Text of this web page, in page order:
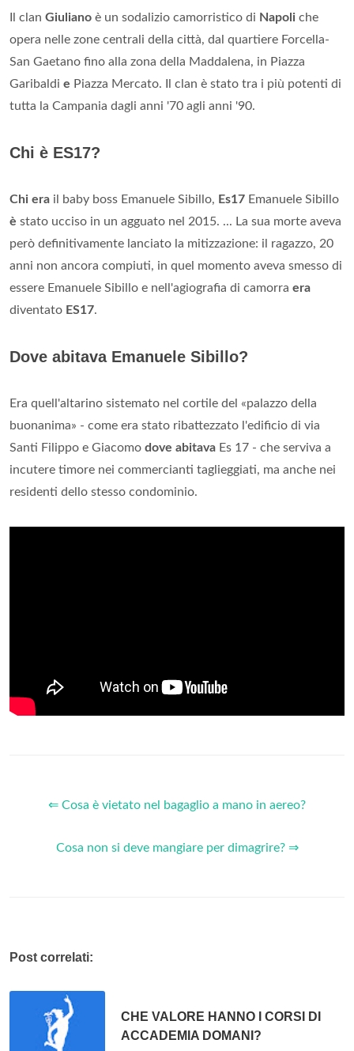
Il clan Giuliano è un sodalizio camorristico di Napoli che
opera nelle zone centrali della città, dal quartiere Forcella-
San Gaetano fino alla zona della Maddalena, in Piazza
Garibaldi e Piazza Mercato. Il clan è stato tra i più potenti di
tutta la Campania dagli anni '70 agli anni '90.
Chi è ES17?
Chi era il baby boss Emanuele Sibillo, Es17 Emanuele Sibillo
è stato ucciso in un agguato nel 2015. ... La sua morte aveva
però definitivamente lanciato la mitizzazione: il ragazzo, 20
anni non ancora compiuti, in quel momento aveva smesso di
essere Emanuele Sibillo e nell'agiografia di camorra era
diventato ES17.
Dove abitava Emanuele Sibillo?
Era quell'altarino sistemato nel cortile del «palazzo della
buonanima» - come era stato ribattezzato l'edificio di via
Santi Filippo e Giacomo dove abitava Es 17 - che serviva a
incutere timore nei commercianti taglieggiati, ma anche nei
residenti dello stesso condominio.
⇐ Cosa è vietato nel bagaglio a mano in aereo?
Cosa non si deve mangiare per dimagrire? ⇒
Post correlati:
CHE VALORE HANNO I CORSI DI
ACCADEMIA DOMANI?